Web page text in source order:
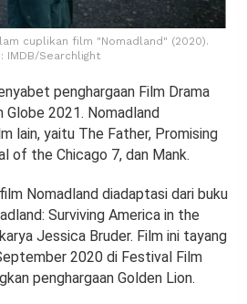
cuplikan film "Nomadland" (2020).
IMDB/Searchlight
penghargaan Film Drama
Globe 2021. Nomadland
lain, yaitu The Father, Promising
of the Chicago 7, dan Mank.
Nomadland diadaptasi dari buku
Surviving America in the
Jessica Bruder. Film ini tayang
2020 di Festival Film
penghargaan Golden Lion.